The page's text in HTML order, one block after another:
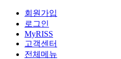
회원가입
로그인
MyRISS
고객센터
전체메뉴